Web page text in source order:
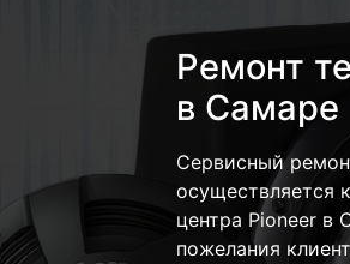
Ремонт
в Самаре
Сервисный
осуществляется
центра Pioneer в
пожелания